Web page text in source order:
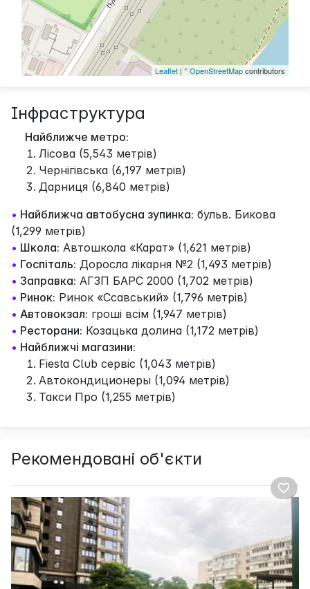
Leaflet | ©OpenStreetMapcontributors
Інфраструктура
Найближче метро:
Лісова (5,543 метрів)
Чернігівська (6,197 метрів)
Дарниця (6,840 метрів)
• Найближча автобусна зупинка: бульв. Бикова
(1,299 метрів)
• Школа: Автошкола «Карат» (1,621 метрів)
• Госпіталь: Доросла лікарня №2 (1,493 метрів)
• Заправка: АГЗП БАРС 2000 (1,702 метрів)
• Ринок: Ринок «Ссавський» (1,796 метрів)
• Автовокзал: гроші всім (1,947 метрів)
• Ресторани: Козацька долина (1,172 метрів)
• Найближчі магазини:
Fiesta Club сервіс (1,043 метрів)
Автокондиционеры (1,094 метрів)
Такси Про (1,255 метрів)
Рекомендовані об'єкти